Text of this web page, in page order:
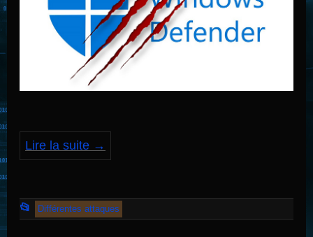
Lire la suite →
📂
Cet
Différentes attaques